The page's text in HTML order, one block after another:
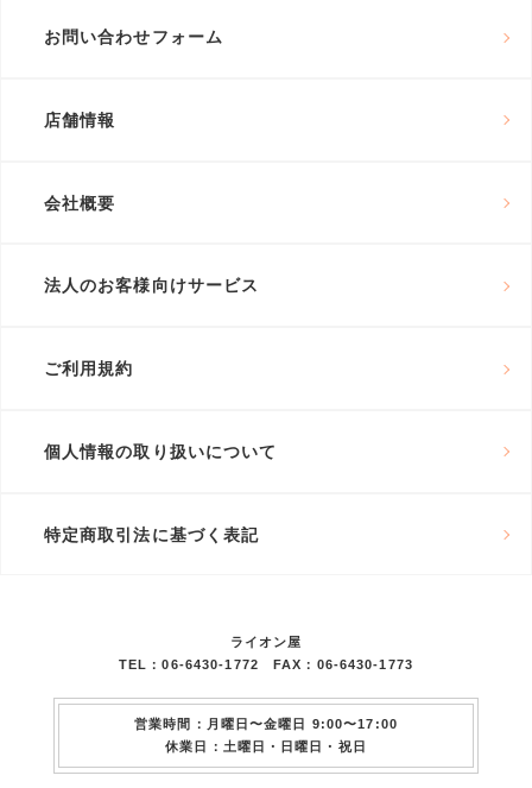
お問い合わせフォーム
店舗情報
会社概要
法人のお客様向けサービス
ご利用規約
個人情報の取り扱いについて
特定商取引法に基づく表記
ライオン屋
TEL：06-6430-1772 FAX：06-6430-1773
営業時間：月曜日〜金曜日 9:00〜17:00
休業日：土曜日・日曜日・祝日